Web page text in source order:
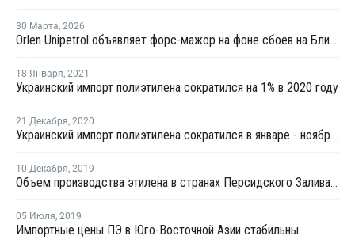
30 Марта, 2026
Orlen Unipetrol объявляет форс-мажор на фоне сбоев на Ближнем Востоке
18 Января, 2021
Украинский импорт полиэтилена сократился на 1% в 2020 году
21 Декабря, 2020
Украинский импорт полиэтилена сократился в январе - ноябре на 1%
10 Декабря, 2019
Объем производства этилена в странах Персидского Залива вырастет на 53% к 2030 году
05 Июля, 2019
Импортные цены ПЭ в Юго-Восточной Азии стабильны